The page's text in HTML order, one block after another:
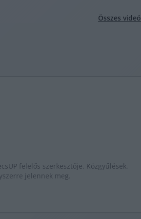
Összes videó
felelős szerkesztője. Közgyűlések,
jelennek meg.